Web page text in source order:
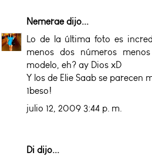
Nemeraedijo...
Lo de la última foto es
menos dos números
modelo, eh? ay Dios xD
Y los de Elie Saab se parecen
1beso!
julio 12, 2009 3:44 p. m.
Di dijo...